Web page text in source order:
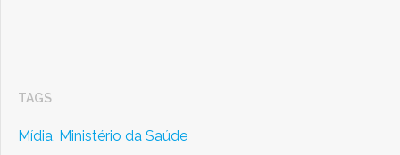
TAGS
Mídia, Ministério da Saúde